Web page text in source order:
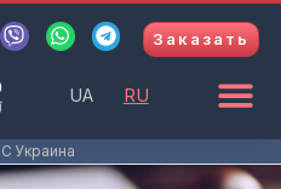
V
i
W
h
a
p
p
T
e
r
m
Заказать
UA RU
Украина